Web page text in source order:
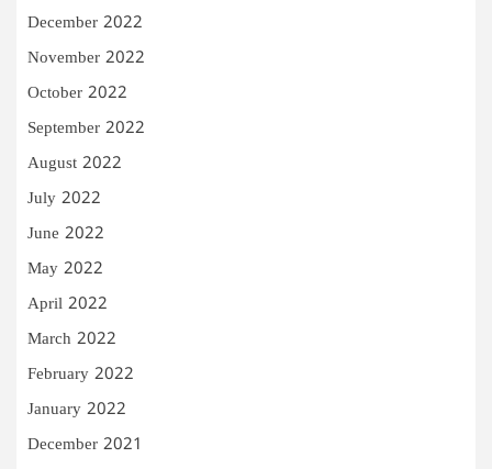
December 2022
November 2022
October 2022
September 2022
August 2022
July 2022
June 2022
May 2022
April 2022
March 2022
February 2022
January 2022
December 2021